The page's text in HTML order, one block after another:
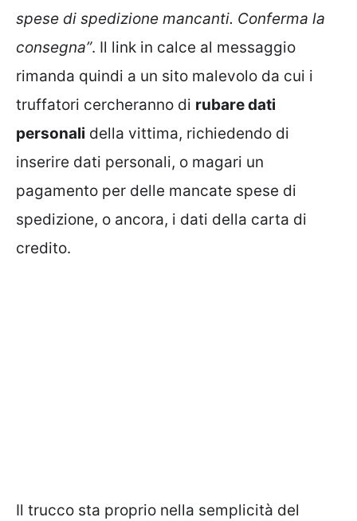
spese di spedizione mancanti. Conferma la
consegna”. Il link in calce al messaggio
rimanda quindi a un sito malevolo da cui i
truffatori cercheranno di rubare dati
personali della vittima, richiedendo di
inserire dati personali, o magari un
pagamento per delle mancate spese di
spedizione, o ancora, i dati della carta di
credito.
Il trucco sta proprio nella semplicità del